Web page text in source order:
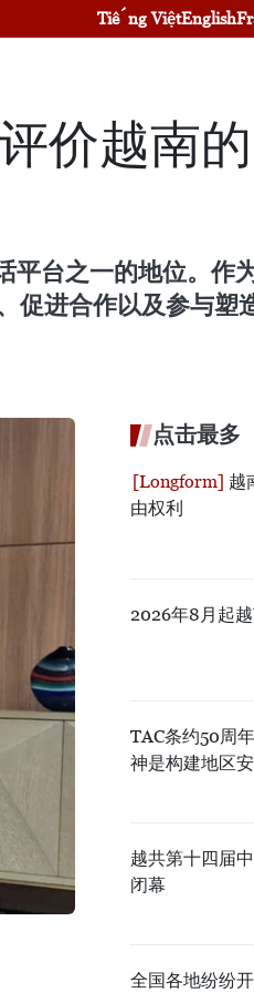
Tiếng ViệtEnglish
价越南
台之一的地位。作
促进合作以及参与塑
点击最多
越
由权利
2026年8月起
TAC条约50周
神是构建地区
越共第十四届
闭幕
全国各地纷纷